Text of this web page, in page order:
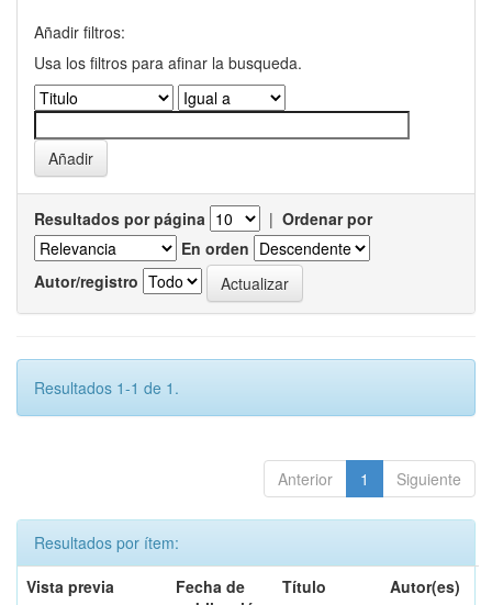
Añadir filtros:
Usa los filtros para afinar la busqueda.
Resultados por página | Ordenar por
En orden
Autor/registro
Resultados 1-1 de 1.
Anterior 1 Siguiente
Resultados por ítem:
Vista previa
Fecha de
Título Autor(es)